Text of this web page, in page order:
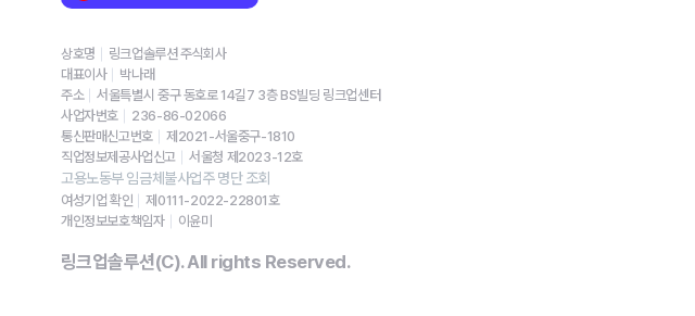
상호명
링크업솔루션 주식회사
대표이사
박나래
주소
서울특별시 중구 동호로 14길7 3층 BS빌딩 링크업센터
사업자번호
236-86-02066
통신판매신고번호
제2021-서울중구-1810
직업정보제공사업신고
서울청 제2023-12호
고용노동부 임금체불사업주 명단 조회
여성기업 확인
제0111-2022-22801호
개인정보보호책임자
이윤미
링크업솔루션(C). All rights Reserved.